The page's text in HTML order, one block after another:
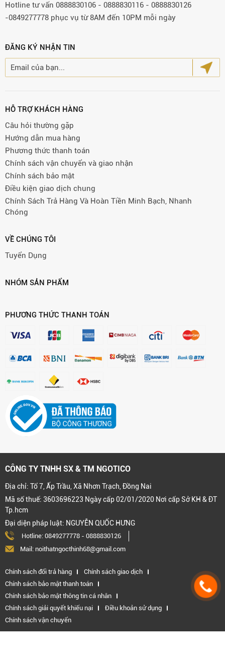
Hotline tư vấn 0888830106 - 0888830116 - 0888830126
-0849277778 phục vụ từ 8AM đến 10PM mỗi ngày
ĐĂNG KÝ NHẬN TIN
HỖ TRỢ KHÁCH HÀNG
Câu hỏi thường gặp
Hướng dẫn mua hàng
Phương thức thanh toán
Chính sách vận chuyển và giao nhận
Chính sách bảo mật
Điều kiện giao dịch chung
Chính Sách Trả Hàng Và Hoàn Tiền Minh Bạch, Nhanh
Chóng
VỀ CHÚNG TÔI
Tuyển Dụng
NHÓM SẢN PHẨM
PHƯƠNG THỨC THANH TOÁN
CÔNG TY TNHH SX & TM NGOTICO
Địa chỉ: Tổ 7, Ấp Trầu, Xã Nhơn Trạch, Đồng Nai
Mã số thuế: 3603696223 Ngày cấp 02/01/2020 Nơi cấp Sở KH & ĐT
Tp.hcm
Đại diện pháp luật: NGUYỄN QUỐC HƯNG
Hotline: 0849277778 - 0888830126
Mail: noithatngocthinh68@gmail.com
Chính sách đổi trả hàng
Chính sách giao dịch
Chính sách bảo mật thanh toán
Chính sách bảo mật thông tin cá nhân
Chính sách giải quyết khiếu nại
Điều khoản sử dụng
Chính sách vận chuyển